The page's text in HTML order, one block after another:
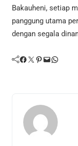
Bakauheni, setiap
panggung utama
dengan segala
Facebook Twitter Pinterest Mail WhatsApp